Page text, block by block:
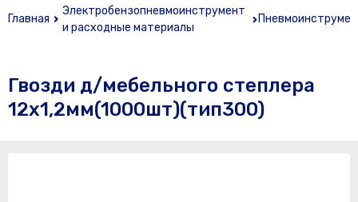
Главная
Электробензопневмоинструмент
и расходные материалы
Гвозди д/мебельного степлера
12х1,2мм(1000шт)(тип300)